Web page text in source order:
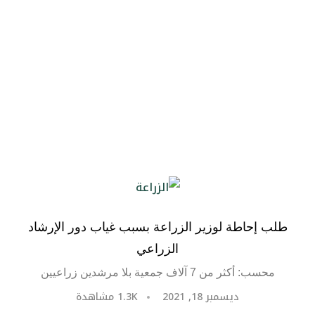
طلب إحاطة لوزير الزراعة بسبب غياب دور الإرشاد
الزراعي
محسب: أكثر من 7 آلاف جمعية بلا مرشدين زراعيين
ديسمبر 18, 2021 1.3K مشاهدة